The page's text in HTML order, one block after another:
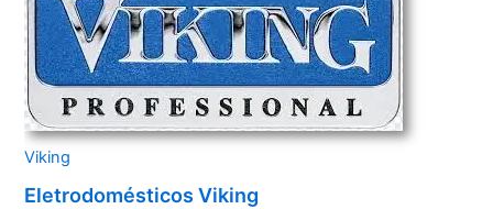
Viking
Eletrodomésticos Viking